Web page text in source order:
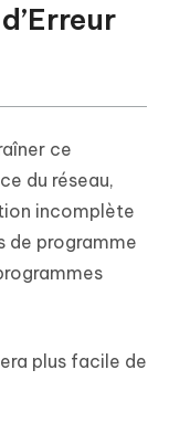
ce
du réseau,
incomplète
de programme
plus facile de